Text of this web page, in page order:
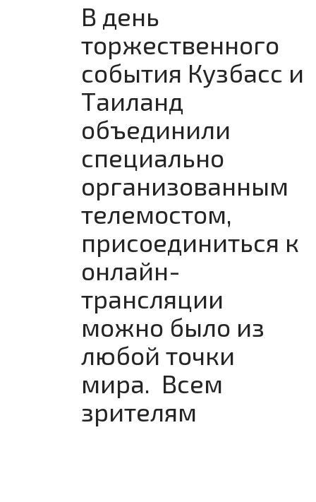
В день
торжественного
события Кузбасс и
Таиланд
объединили
специально
организованным
телемостом,
присоединиться к
онлайн-
трансляции
можно было из
любой точки
мира. Всем
зрителям